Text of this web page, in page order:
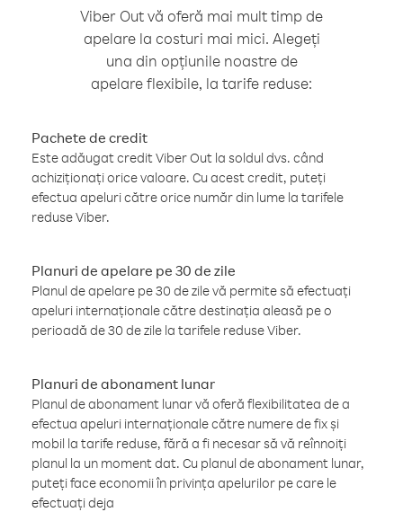
Viber Out vă oferă mai mult timp de
apelare la costuri mai mici. Alegeți
una din opțiunile noastre de
apelare flexibile, la tarife reduse:
Pachete de credit
Este adăugat credit Viber Out la soldul dvs. când
achiziționați orice valoare. Cu acest credit, puteți
efectua apeluri către orice număr din lume la tarifele
reduse Viber.
Planuri de apelare pe 30 de zile
Planul de apelare pe 30 de zile vă permite să efectuați
apeluri internaționale către destinația aleasă pe o
perioadă de 30 de zile la tarifele reduse Viber.
Planuri de abonament lunar
Planul de abonament lunar vă oferă flexibilitatea de a
efectua apeluri internaționale către numere de fix și
mobil la tarife reduse, fără a fi necesar să vă reînnoiți
planul la un moment dat. Cu planul de abonament lunar,
puteți face economii în privința apelurilor pe care le
efectuați deja